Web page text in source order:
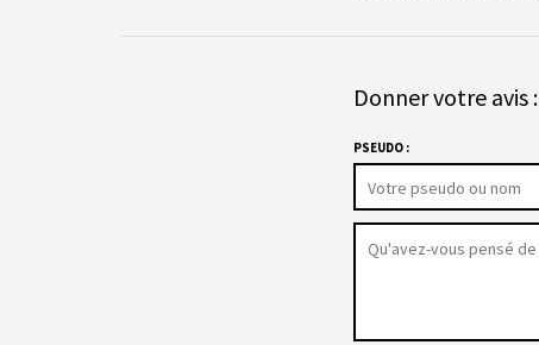
Donner votre avis :
PSEUDO :